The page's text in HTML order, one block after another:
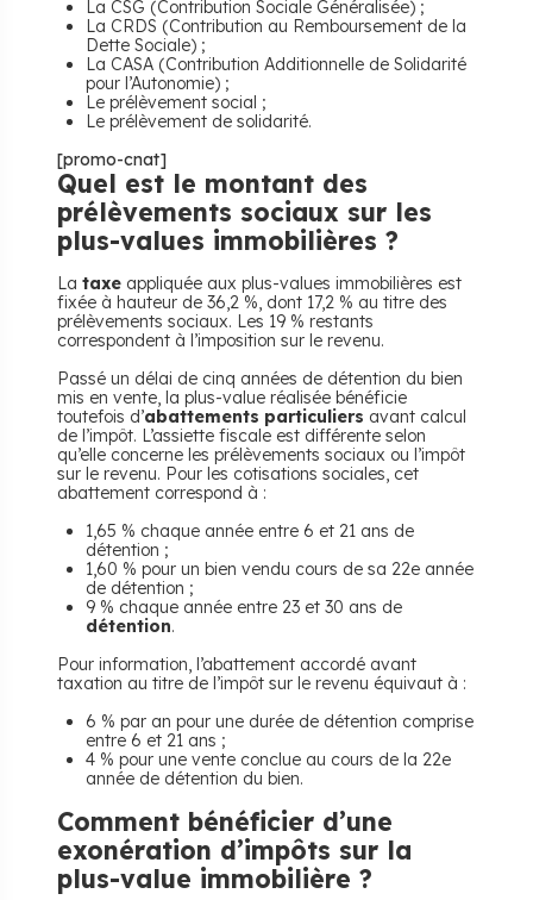
La CSG (Contribution Sociale Généralisée) ;
La CRDS (Contribution au Remboursement de la
Dette Sociale) ;
La CASA (Contribution Additionnelle de Solidarité
pour l’Autonomie) ;
Le prélèvement social ;
Le prélèvement de solidarité.
[promo-cnat]
Quel est le montant des
prélèvements sociaux sur les
plus-values immobilières ?
La taxe appliquée aux plus-values immobilières est
fixée à hauteur de 36,2 %, dont 17,2 % au titre des
prélèvements sociaux. Les 19 % restants
correspondent à l’imposition sur le revenu.
Passé un délai de cinq années de détention du bien
mis en vente, la plus-value réalisée bénéficie
toutefois d’abattements particuliers avant calcul
de l’impôt. L’assiette fiscale est différente selon
qu’elle concerne les prélèvements sociaux ou l’impôt
sur le revenu. Pour les cotisations sociales, cet
abattement correspond à :
1,65 % chaque année entre 6 et 21 ans de
détention ;
1,60 % pour un bien vendu cours de sa 22e année
de détention ;
9 % chaque année entre 23 et 30 ans de
détention.
Pour information, l’abattement accordé avant
taxation au titre de l’impôt sur le revenu équivaut à :
6 % par an pour une durée de détention comprise
entre 6 et 21 ans ;
4 % pour une vente conclue au cours de la 22e
année de détention du bien.
Comment bénéficier d’une
exonération d’impôts sur la
plus-value immobilière ?